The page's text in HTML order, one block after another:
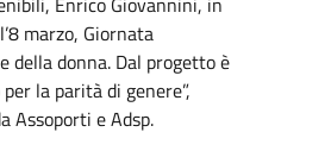
marzo, Giornata
della donna. Dal progetto è
la parità di genere”,
Assoporti e Adsp.